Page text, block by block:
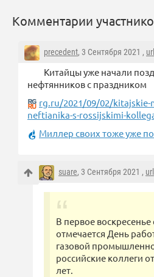
Комментарии
precedent, 3 Сентября 2021 , url
Китайцы уже начали
нефтянников с праздником
rg.ru/2021/09/02/
neftianika-s-rossijskimi-
Миллер своих тоже уже
suare, 3 Сентября 2021 , url
В первое воскресенье
отмечается День
газовой
российские коллеги
лет.